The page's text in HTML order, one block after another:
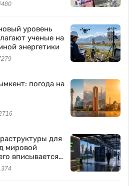
уровень
ученые на
энергетики
погода на
для
мировой
вписывается